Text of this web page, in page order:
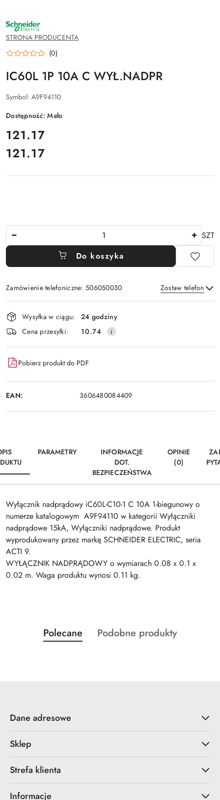
NAZWA
PRODUCENTA:
SCHNEIDER
ELECTRIC
STRONA PRODUCENTA
(0)
IC60L 1P 10A C WYŁ.NADPR
Symbol: A9F94110
Dostępność:Mało
cena:
121.17
Cena:
121.17
SZT
Do koszyka
Zamówienie telefoniczne: 506050030 Zostaw telefon
Wyślij
Dostępność
i
dostawa
Wysyłka w ciągu:
24 godziny
Cena przesyłki:
10.74
Pobierz produkt do PDF
EAN: 3606480084409
PARAMETRY
INFORMACJE
DOT.
BEZPIECZEŃSTWA
OPINIE
(0)
Wyłącznik nadprądowy iC60L-C10-1 C 10A 1-biegunowy o
numerze katalogowym A9F94110 w kategorii Wyłączniki
nadprądowe 15kA, Wyłączniki nadprądowe. Produkt
wyprodukowany przez markę SCHNEIDER ELECTRIC, seria
ACTI 9.
WYŁĄCZNIK NADPRĄDOWY o wymiarach 0.08 x 0.1 x
0.02 m. Waga produktu wynosi 0.11 kg.
Pomiń karuzelę produktów
Produkty
o
Polecane
Produkty
Podobne produkty
Dane adresowe
Sklep
Strefa klienta
Informacje